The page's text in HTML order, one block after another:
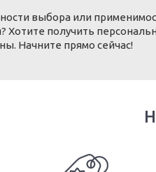
выбора или
Хотите получить
Начните прямо сейчас!